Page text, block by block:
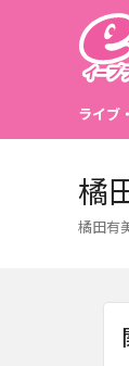
ライブ
橘
橘田有